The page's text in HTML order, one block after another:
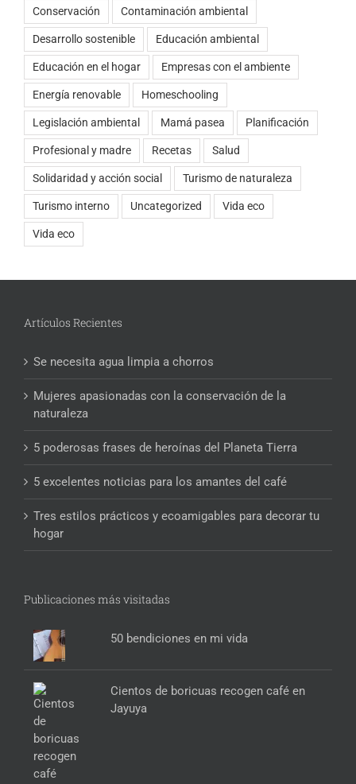
Conservación Contaminación ambiental
Desarrollo sostenible Educación ambiental
Educación en el hogar Empresas con el ambiente
Energía renovable Homeschooling
Legislación ambiental Mamá pasea Planificación
Profesional y madre Recetas Salud
Solidaridad y acción social Turismo de naturaleza
Turismo interno Uncategorized Vida eco
Vida eco
Artículos Recientes
Se necesita agua limpia a chorros
Mujeres apasionadas con la conservación de la
naturaleza
5 poderosas frases de heroínas del Planeta Tierra
5 excelentes noticias para los amantes del café
Tres estilos prácticos y ecoamigables para decorar tu
hogar
Publicaciones más visitadas
50 bendiciones en mi vida
Cientos de boricuas recogen café en
Jayuya